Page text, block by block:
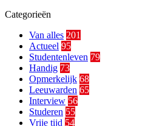
Categorieën
Van alles 201
Actueel 95
Studentenleven 79
Handig 73
Opmerkelijk 68
Leeuwarden 65
Interview 56
Studeren 55
Vrije tijd 54